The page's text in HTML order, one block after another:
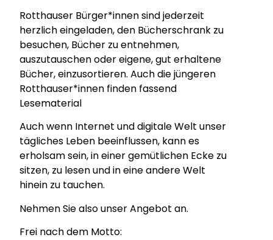
Rotthauser Bürger*innen sind jederzeit
herzlich eingeladen, den Bücherschrank zu
besuchen, Bücher zu entnehmen,
auszutauschen oder eigene, gut erhaltene
Bücher, einzusortieren. Auch die jüngeren
Rotthauser*innen finden fassend
Lesematerial
Auch wenn Internet und digitale Welt unser
tägliches Leben beeinflussen, kann es
erholsam sein, in einer gemütlichen Ecke zu
sitzen, zu lesen und in eine andere Welt
hinein zu tauchen.
Nehmen Sie also unser Angebot an.
Frei nach dem Motto: